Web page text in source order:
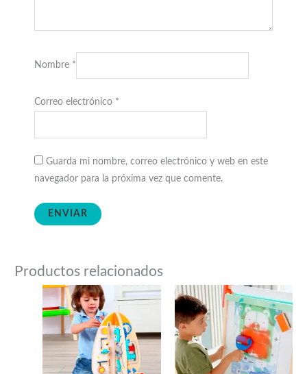
Nombre *
Correo electrónico *
Guarda mi nombre, correo electrónico y web en este
navegador para la próxima vez que comente.
Productos relacionados